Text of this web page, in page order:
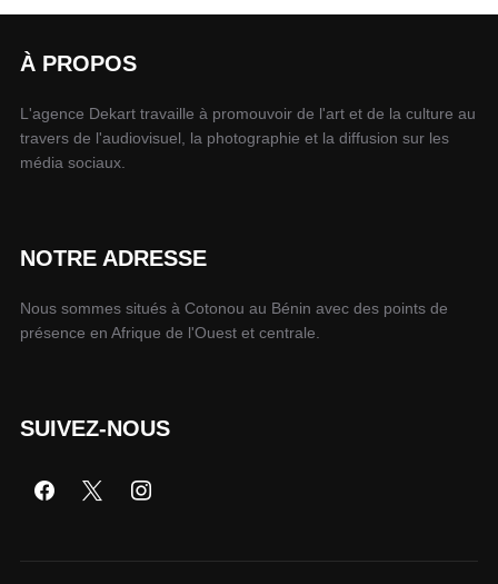
À PROPOS
L'agence Dekart travaille à promouvoir de l'art et de la culture au
travers de l'audiovisuel, la photographie et la diffusion sur les
média sociaux.
NOTRE ADRESSE
Nous sommes situés à Cotonou au Bénin avec des points de
présence en Afrique de l'Ouest et centrale.
SUIVEZ-NOUS